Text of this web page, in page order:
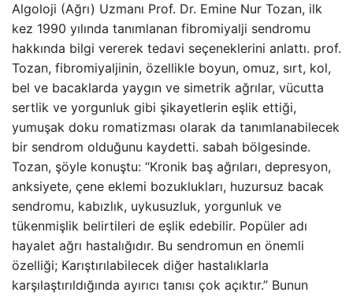
Algoloji (Ağrı) Uzmanı Prof. Dr. Emine Nur Tozan, ilk
kez 1990 yılında tanımlanan fibromiyalji sendromu
hakkında bilgi vererek tedavi seçeneklerini anlattı. prof.
Tozan, fibromiyaljinin, özellikle boyun, omuz, sırt, kol,
bel ve bacaklarda yaygın ve simetrik ağrılar, vücutta
sertlik ve yorgunluk gibi şikayetlerin eşlik ettiği,
yumuşak doku romatizması olarak da tanımlanabilecek
bir sendrom olduğunu kaydetti. sabah bölgesinde.
Tozan, şöyle konuştu: “Kronik baş ağrıları, depresyon,
anksiyete, çene eklemi bozuklukları, huzursuz bacak
sendromu, kabızlık, uykusuzluk, yorgunluk ve
tükenmişlik belirtileri de eşlik edebilir. Popüler adı
hayalet ağrı hastalığıdır. Bu sendromun en önemli
özelliği; Karıştırılabilecek diğer hastalıklarla
karşılaştırıldığında ayırıcı tanısı çok açıktır.” Bunun